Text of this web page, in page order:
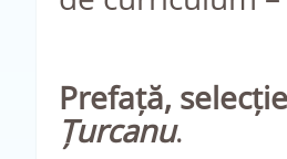
Prefață,
Țurcanu.